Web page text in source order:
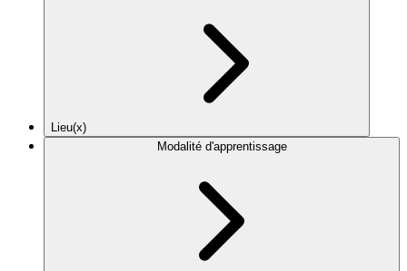
Lieu(x)
Modalité d'apprentissage